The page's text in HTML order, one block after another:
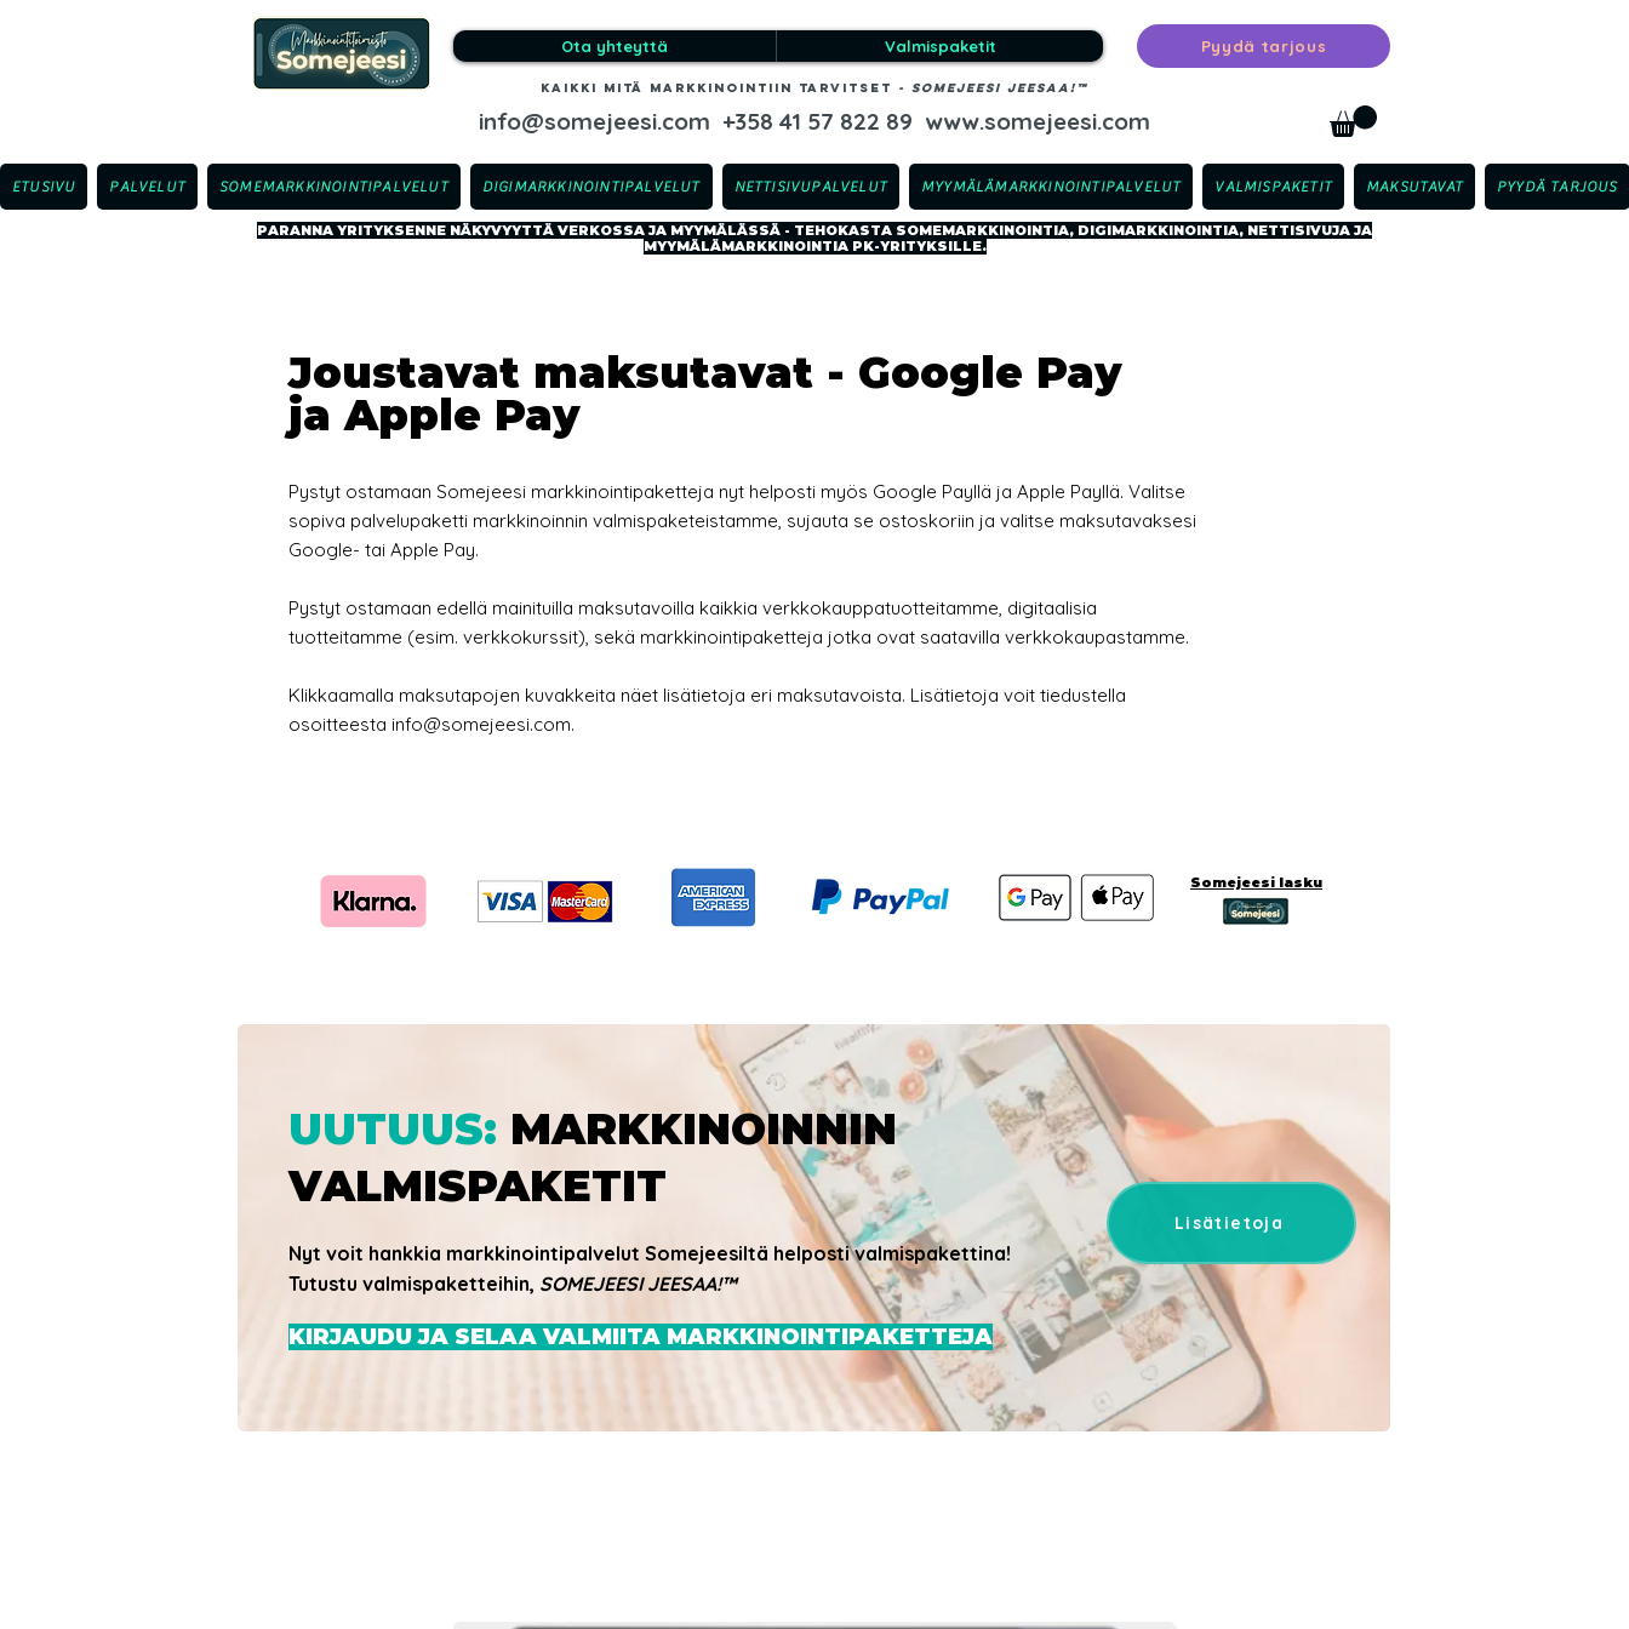
Ota yhteyttä Valmispaketit Pyydä tarjous
Kaikki mitä markkinointiin tarvitset -​ SOMEJEESI JEESAA!™
info@somejeesi.com +358 41 57 822 89 www.somejeesi.com
ETUSIVU PALVELUT SOMEMARKKINOINTIPALVELUT DIGIMARKKINOINTIPALVELUT NETTISIVUPALVELUT MYYMÄLÄMARKKINOINTIPALVELUT VALMISPAKETIT MAKSUTAVAT PYYDÄ TARJOUS
PARANNA YRITYKSENNE NÄKYVYYTTÄ VERKOSSA JA MYYMÄLÄSSÄ - TEHOKASTA SOMEMARKKINOINTIA, DIGIMARKKINOINTIA, NETTISIVUJA JA
MYYMÄLÄMARKKINOINTIA PK-YRITYKSILLE.
Joustavat maksutavat - Google Pay
ja Apple Pay
Pystyt ostamaan Somejeesi markkinointipaketteja nyt helposti myös Google Payllä ja Apple Payllä. Valitse
sopiva palvelupaketti markkinoinnin valmispaketeistamme, sujauta se ostoskoriin ja valitse maksutavaksesi
Google- tai Apple Pay.
Pystyt ostamaan edellä mainituilla maksutavoilla kaikkia verkkokauppatuotteitamme, digitaalisia
tuotteitamme (esim. verkkokurssit), sekä markkinointipaketteja jotka ovat saatavilla verkkokaupastamme.
Klikkaamalla maksutapojen kuvakkeita näet lisätietoja eri maksutavoista. Lisätietoja voit tiedustella
osoitteesta info@somejeesi.com.
Somejeesi lasku
UUTUUS: MARKKINOINNIN
VALMISPAKETIT
Nyt voit hankkia markkinointipalvelut Somejeesiltä helposti valmispakettina!
Tutustu valmispaketteihin, SOMEJEESI JEESAA!™
Lisätietoja
KIRJAUDU JA SELAA VALMIITA MARKKINOINTIPAKETTEJA